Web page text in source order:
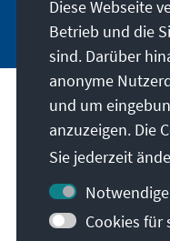
Unser Auftrag
Kontakt
Weitere Angebote
Diese Webseite
Betrieb und die
sind. Darüber
anonyme
und um
anzuzeigen. Die
Sie jederzeit
Cookies für